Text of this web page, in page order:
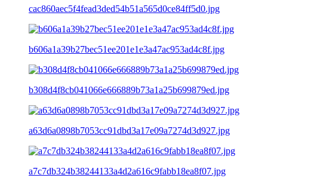
cac860aec5f4fead3ded54b51a565d0ce84ff5d0.jpg
b606a1a39b27bec51ee201e1e3a47ac953ad4c8f.jpg
b308d4f8cb041066e666889b73a1a25b699879ed.jpg
a63d6a0898b7053cc91dbd3a17e09a7274d3d927.jpg
a7c7db324b38244133a4d2a616c9fabb18ea8f07.jpg